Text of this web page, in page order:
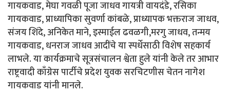
गायकवाड, मेघा गवळी पूजा जाधव गायत्री वायदंडे, रसिका
गायकवाड, प्राध्यापिका सुवर्णा कांबळे, प्राध्यापक भक्तराज जाधव,
संजय शिंदे, अनिकेत माने, इस्माईल ढवळगी,मरगु जाधव, तन्मय
गायकवाड, धनराज जाधव आदींचे या स्पर्धेसाठी विशेष सहकार्य
लाभले. या कार्यक्रमाचे सूत्रसंचालन श्वेता हुले यांनी केले तर आभार
राष्ट्रवादी काँग्रेस पार्टीचे प्रदेश युवक सरचिटणीस चेतन नागेश
गायकवाड यांनी मानले.